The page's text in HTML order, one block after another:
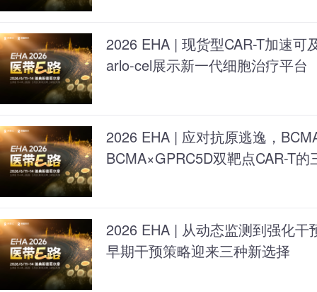
2026 EHA | 现货型CAR-T加速可
arlo-cel展示新一代细胞治疗平台
2026 EHA | 应对抗原逃逸，
BCMA×GPRC5D双靶点CAR-T
2026 EHA | 从动态监测到强化干
早期干预策略迎来三种新选择